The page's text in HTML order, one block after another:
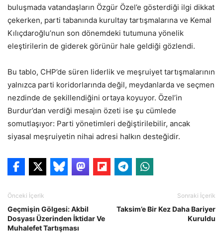
buluşmada vatandaşların Özgür Özel’e gösterdiği ilgi dikkat
çekerken, parti tabanında kurultay tartışmalarına ve Kemal
Kılıçdaroğlu’nun son dönemdeki tutumuna yönelik
eleştirilerin de giderek görünür hale geldiği gözlendi.
Bu tablo, CHP’de süren liderlik ve meşruiyet tartışmalarının
yalnızca parti koridorlarında değil, meydanlarda ve seçmen
nezdinde de şekillendiğini ortaya koyuyor. Özel’in
Burdur’dan verdiği mesajın özeti ise şu cümlede
somutlaşıyor: Parti yönetimleri değiştirilebilir, ancak
siyasal meşruiyetin nihai adresi halkın desteğidir.
Önceki İçerik
Geçmişin Gölgesi: Akbil
Dosyası Üzerinden İktidar Ve
Muhalefet Tartışması
Sonraki İçerik
Taksim’e Bir Kez Daha Bariyer
Kuruldu